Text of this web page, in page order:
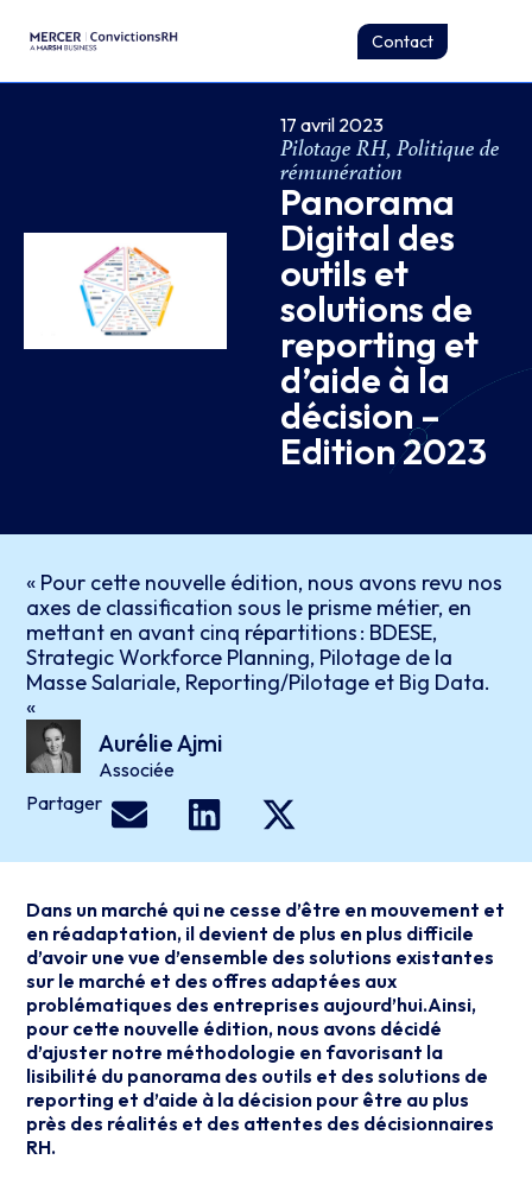
Contact
17 avril 2023
Pilotage RH, Politique de
rémunération
Panorama
Digital des
outils et
solutions de
reporting et
d’aide à la
décision –
Edition 2023
« Pour cette nouvelle édition, nous avons revu nos
axes de classification sous le prisme métier, en
mettant en avant cinq répartitions : BDESE,
Strategic Workforce Planning, Pilotage de la
Masse Salariale, Reporting/Pilotage et Big Data.
«
Aurélie Ajmi
Associée
Partager
Dans un marché qui ne cesse d’être en mouvement et
en réadaptation, il devient de plus en plus difficile
d’avoir une vue d’ensemble des solutions existantes
sur le marché et des offres adaptées aux
problématiques des entreprises aujourd’hui.Ainsi,
pour cette nouvelle édition, nous avons décidé
d’ajuster notre méthodologie en favorisant la
lisibilité du panorama des outils et des solutions de
reporting et d’aide à la décision pour être au plus
près des réalités et des attentes des décisionnaires
RH.